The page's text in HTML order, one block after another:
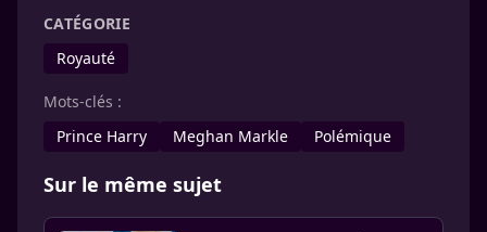
CATÉGORIE
Royauté
Mots-clés :
Prince Harry
Meghan Markle Polémique
Sur le même sujet